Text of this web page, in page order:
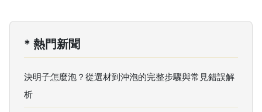
* 熱門新聞
決明子怎麼泡？從選材到沖泡的完整步驟與常見錯誤解
析